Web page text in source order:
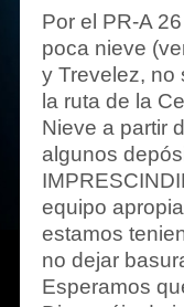
Por el PR-A
poca nieve
y Trevelez, no
la ruta de la
Nieve a partir
algunos
equipo
estamos
no dejar
Esperamos